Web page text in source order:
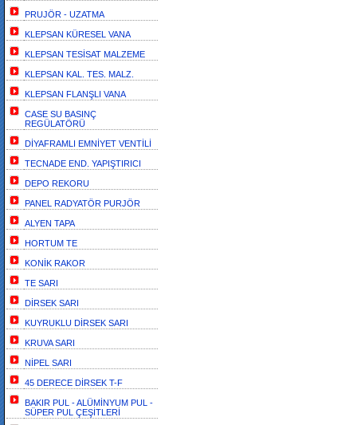
PRUJÖR - UZATMA
KLEPSAN KÜRESEL VANA
KLEPSAN TESİSAT MALZEME
KLEPSAN KAL. TES. MALZ.
KLEPSAN FLANŞLI VANA
CASE SU BASINÇ
REGÜLATÖRÜ
DİYAFRAMLI EMNİYET VENTİLİ
TECNADE END. YAPIŞTIRICI
DEPO REKORU
PANEL RADYATÖR PURJÖR
ALYEN TAPA
HORTUM TE
KONİK RAKOR
TE SARI
DİRSEK SARI
KUYRUKLU DİRSEK SARI
KRUVA SARI
NİPEL SARI
45 DERECE DİRSEK T-F
BAKIR PUL - ALÜMİNYUM PUL -
SÜPER PUL ÇEŞİTLERİ